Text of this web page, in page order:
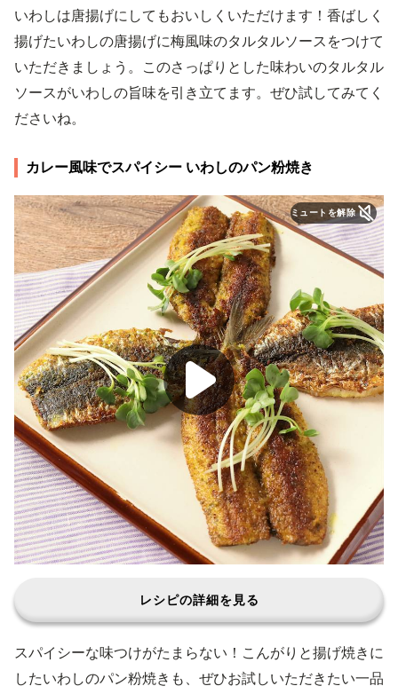
いわしは唐揚げにしてもおいしくいただけます！香ばしく
揚げたいわしの唐揚げに梅風味のタルタルソースをつけて
いただきましょう。このさっぱりとした味わいのタルタル
ソースがいわしの旨味を引き立てます。ぜひ試してみてく
ださいね。
カレー風味でスパイシー いわしのパン粉焼き
ミュートを解除
レシピの詳細を見る
スパイシーな味つけがたまらない！こんがりと揚げ焼きに
したいわしのパン粉焼きも、ぜひお試しいただきたい一品